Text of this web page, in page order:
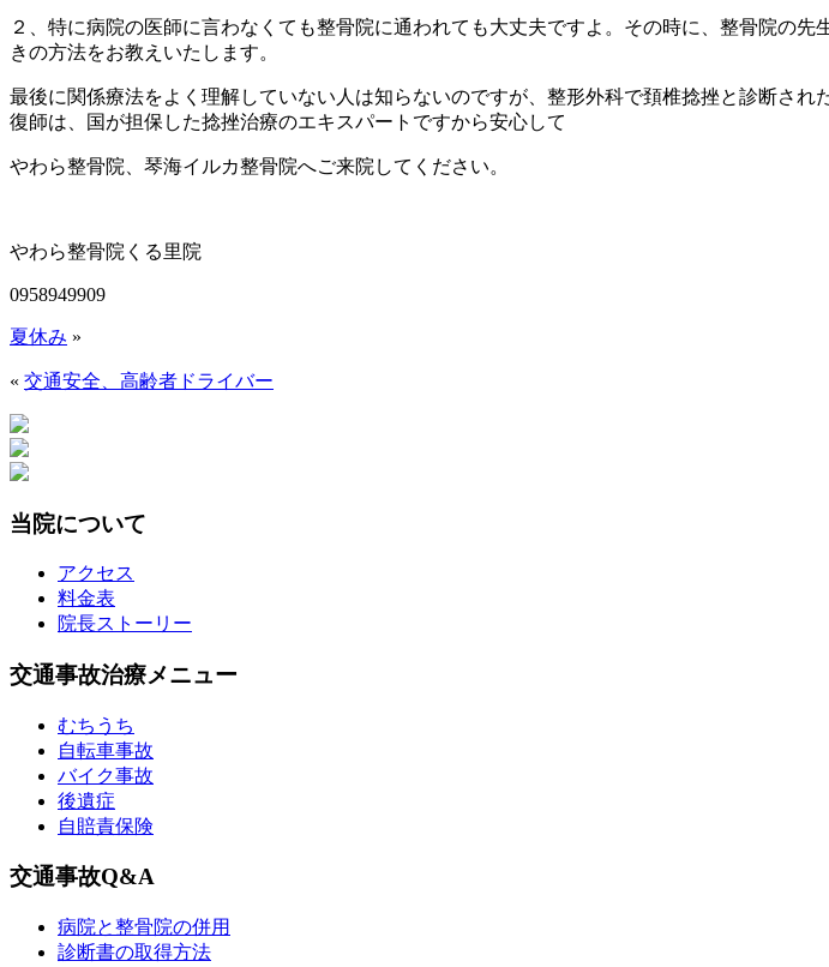
２、特に病院の医師に言わなくても整骨院に通われても大丈夫ですよ。その時に、整骨院の
きの方法をお教えいたします。
最後に関係療法をよく理解していない人は知らないのですが、整形外科で頚椎捻挫と診断さ
復師は、国が担保した捻挫治療のエキスパートですから安心して
やわら整骨院、琴海イルカ整骨院へご来院してください。
やわら整骨院くる里院
0958949909
夏休み »
« 交通安全、高齢者ドライバー
当院について
アクセス
料金表
院長ストーリー
交通事故治療メニュー
むちうち
自転車事故
バイク事故
後遺症
自賠責保険
交通事故Q&A
病院と整骨院の併用
診断書の取得方法